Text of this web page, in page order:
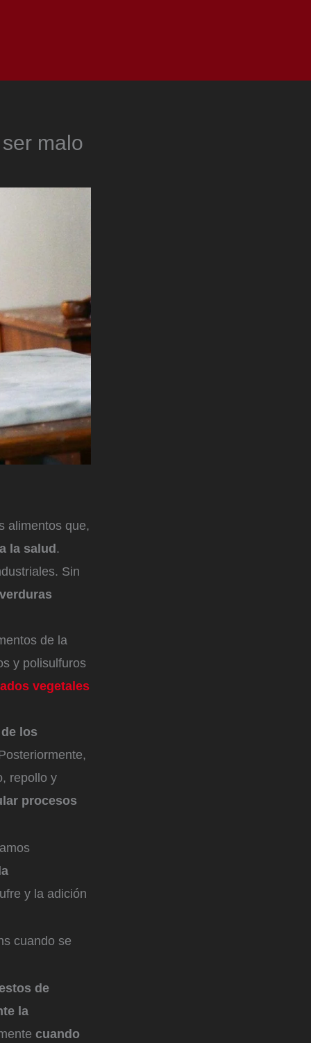
malo
alimentos que,
la salud .
Sin
de la
y polisulfuros
vegetales
los
repollo y
procesos
y la adición
cuando se
de
la
cuando